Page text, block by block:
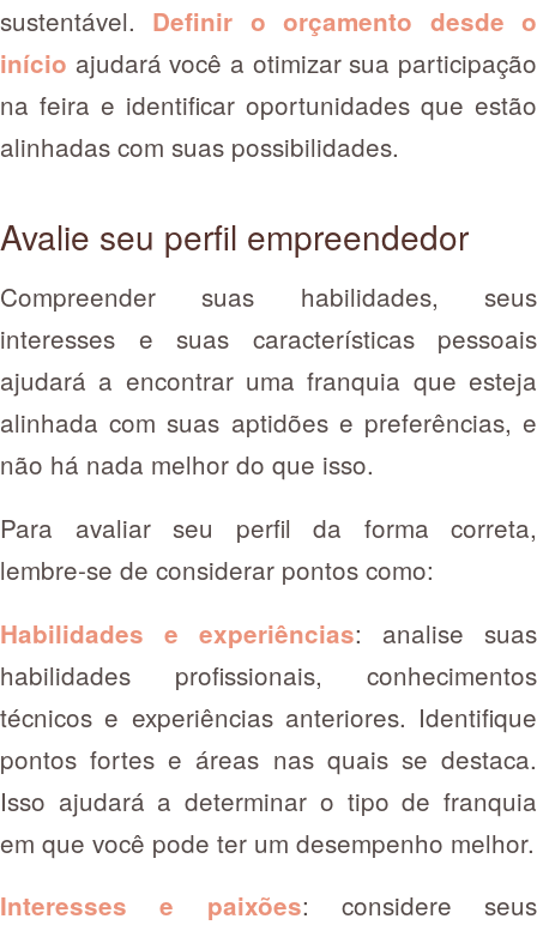
sustentável. Definir o orçamento desde o
início ajudará você a otimizar sua participação
na feira e identificar oportunidades que estão
alinhadas com suas possibilidades.
Avalie seu perfil empreendedor
Compreender suas habilidades, seus
interesses e suas características pessoais
ajudará a encontrar uma franquia que esteja
alinhada com suas aptidões e preferências, e
não há nada melhor do que isso.
Para avaliar seu perfil da forma correta,
lembre-se de considerar pontos como:
Habilidades e experiências:
analise suas
habilidades profissionais, conhecimentos
técnicos e experiências anteriores. Identifique
pontos fortes e áreas nas quais se destaca.
Isso ajudará a determinar o tipo de franquia
em que você pode ter um desempenho melhor.
Interesses e paixões: considere seus